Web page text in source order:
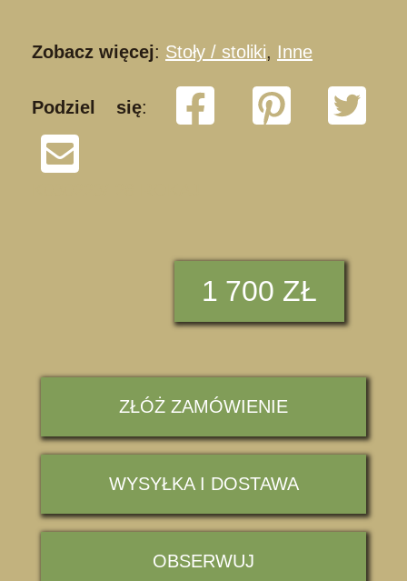
Zobacz więcej: Stoły / stoliki, Inne
Podziel się:
1 700 ZŁ
ZŁÓŻ ZAMÓWIENIE
WYSYŁKA I DOSTAWA
OBSERWUJ